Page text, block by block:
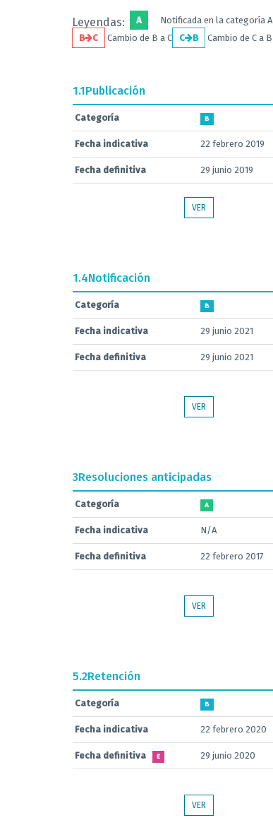
Leyendas: A Notificada en la categoría A
B
C Cambio de B a C C B Cambio de C a B
1.1Publicación
Categoría B
Fecha indicativa 22 febrero 2019
Fecha definitiva 29 junio 2019
VER
1.4Notificación
Categoría B
Fecha indicativa 29 junio 2021
Fecha definitiva 29 junio 2021
VER
3Resoluciones anticipadas
Categoría A
Fecha indicativa N/A
Fecha definitiva 22 febrero 2017
VER
5.2Retención
Categoría B
Fecha indicativa 22 febrero 2020
Fecha definitiva E 29 junio 2020
VER